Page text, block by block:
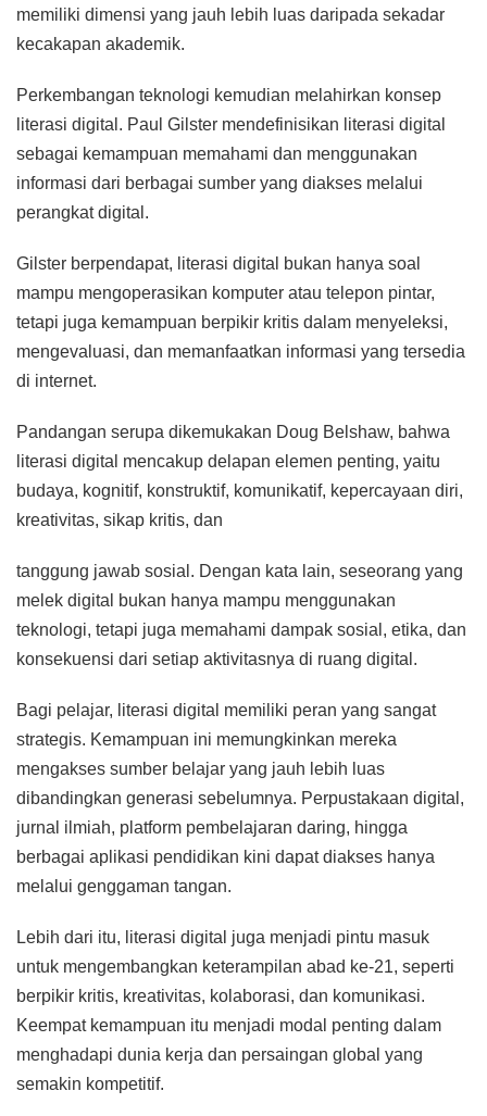
memiliki dimensi yang jauh lebih luas daripada sekadar
kecakapan akademik.
Perkembangan teknologi kemudian melahirkan konsep
literasi digital. Paul Gilster mendefinisikan literasi digital
sebagai kemampuan memahami dan menggunakan
informasi dari berbagai sumber yang diakses melalui
perangkat digital.
Gilster berpendapat, literasi digital bukan hanya soal
mampu mengoperasikan komputer atau telepon pintar,
tetapi juga kemampuan berpikir kritis dalam menyeleksi,
mengevaluasi, dan memanfaatkan informasi yang tersedia
di internet.
Pandangan serupa dikemukakan Doug Belshaw, bahwa
literasi digital mencakup delapan elemen penting, yaitu
budaya, kognitif, konstruktif, komunikatif, kepercayaan diri,
kreativitas, sikap kritis, dan
tanggung jawab sosial. Dengan kata lain, seseorang yang
melek digital bukan hanya mampu menggunakan
teknologi, tetapi juga memahami dampak sosial, etika, dan
konsekuensi dari setiap aktivitasnya di ruang digital.
Bagi pelajar, literasi digital memiliki peran yang sangat
strategis. Kemampuan ini memungkinkan mereka
mengakses sumber belajar yang jauh lebih luas
dibandingkan generasi sebelumnya. Perpustakaan digital,
jurnal ilmiah, platform pembelajaran daring, hingga
berbagai aplikasi pendidikan kini dapat diakses hanya
melalui genggaman tangan.
Lebih dari itu, literasi digital juga menjadi pintu masuk
untuk mengembangkan keterampilan abad ke-21, seperti
berpikir kritis, kreativitas, kolaborasi, dan komunikasi.
Keempat kemampuan itu menjadi modal penting dalam
menghadapi dunia kerja dan persaingan global yang
semakin kompetitif.